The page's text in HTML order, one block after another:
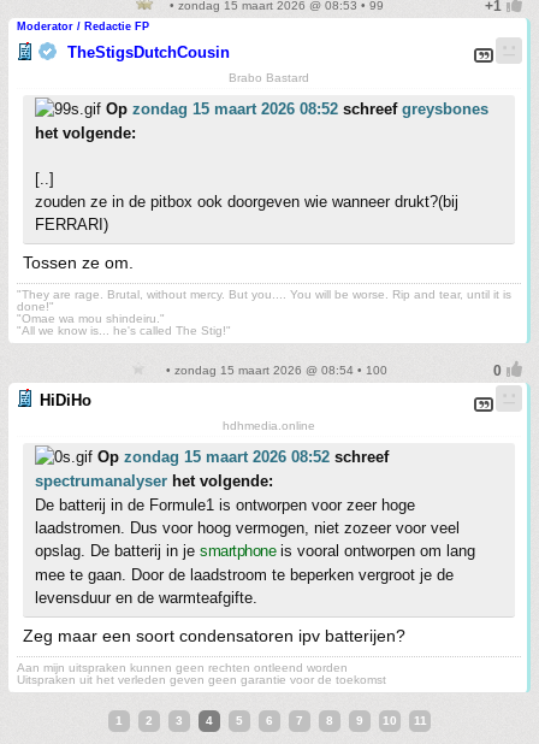
• zondag 15 maart 2026 @ 08:53 • 99
Moderator / Redactie FP
TheStigsDutchCousin
Brabo Bastard
Op zondag 15 maart 2026 08:52 schreef greysbones
het volgende:
[..]
zouden ze in de pitbox ook doorgeven wie wanneer drukt?(bij
FERRARI)
Tossen ze om.
"They are rage. Brutal, without mercy. But you.... You will be worse. Rip and tear, until it is
done!"
"Omae wa mou shindeiru."
"All we know is... he's called The Stig!"
• zondag 15 maart 2026 @ 08:54 • 100
HiDiHo
hdhmedia.online
Op zondag 15 maart 2026 08:52 schreef
spectrumanalyser het volgende:
De batterij in de Formule1 is ontworpen voor zeer hoge
laadstromen. Dus voor hoog vermogen, niet zozeer voor veel
opslag. De batterij in je smartphoneis vooral ontworpen om lang
mee te gaan. Door de laadstroom te beperken vergroot je de
levensduur en de warmteafgifte.
Zeg maar een soort condensatoren ipv batterijen?
Aan mijn uitspraken kunnen geen rechten ontleend worden
Uitspraken uit het verleden geven geen garantie voor de toekomst
1 2 3 4 5 6 7 8 9 10 11